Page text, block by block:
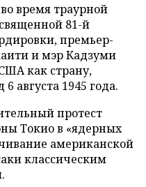
время траурной
81-й
премьер-
и мэр Кадзуми
как страну,
августа 1945 года.
протест
Токио в «ядерных
американской
классическим